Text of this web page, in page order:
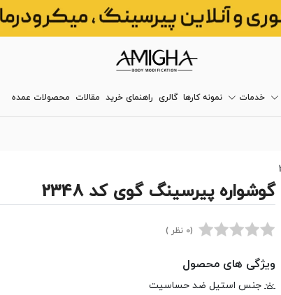
خدمات نمونه کارها گالری راهنمای خرید مقالات محصولات عمده
گوشواره پیرسینگ گوی کد 2348
(0 نظر )
ویژگی های محصول
جنس استیل ضد حساسیت